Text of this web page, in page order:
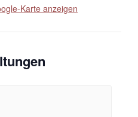
Karte anzeigen